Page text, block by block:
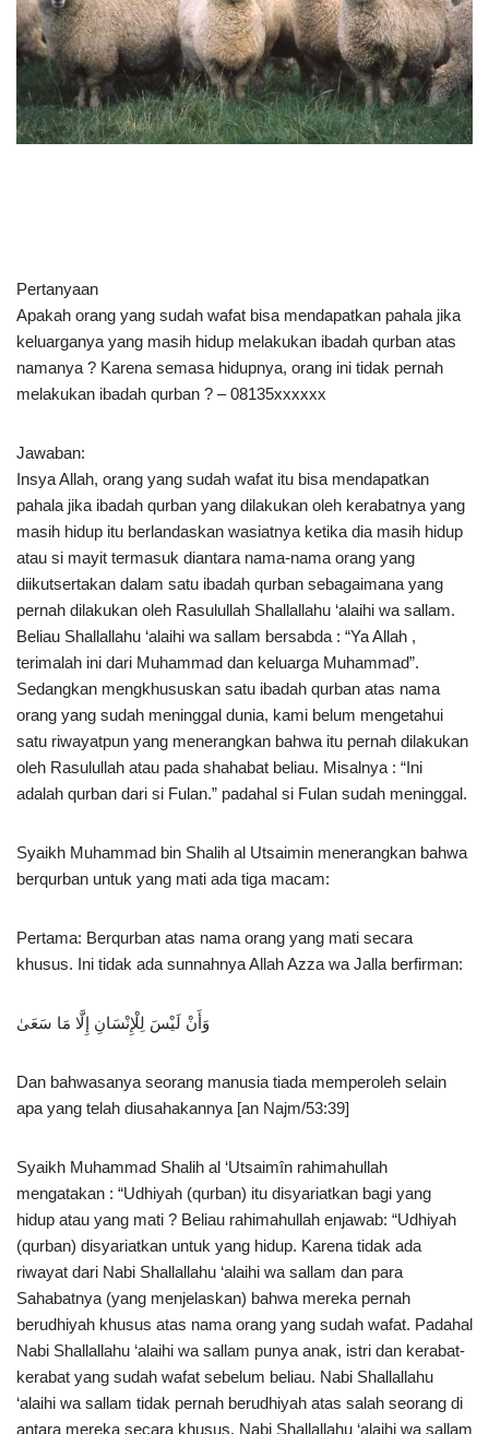
Pertanyaan
Apakah orang yang sudah wafat bisa mendapatkan pahala jika
keluarganya yang masih hidup melakukan ibadah qurban atas
namanya ? Karena semasa hidupnya, orang ini tidak pernah
melakukan ibadah qurban ? – 08135xxxxxx
Jawaban:
Insya Allah, orang yang sudah wafat itu bisa mendapatkan
pahala jika ibadah qurban yang dilakukan oleh kerabatnya yang
masih hidup itu berlandaskan wasiatnya ketika dia masih hidup
atau si mayit termasuk diantara nama-nama orang yang
diikutsertakan dalam satu ibadah qurban sebagaimana yang
pernah dilakukan oleh Rasulullah Shallallahu ‘alaihi wa sallam.
Beliau Shallallahu ‘alaihi wa sallam bersabda : “Ya Allah ,
terimalah ini dari Muhammad dan keluarga Muhammad”.
Sedangkan mengkhususkan satu ibadah qurban atas nama
orang yang sudah meninggal dunia, kami belum mengetahui
satu riwayatpun yang menerangkan bahwa itu pernah dilakukan
oleh Rasulullah atau pada shahabat beliau. Misalnya : “Ini
adalah qurban dari si Fulan.” padahal si Fulan sudah meninggal.
Syaikh Muhammad bin Shalih al Utsaimin menerangkan bahwa
berqurban untuk yang mati ada tiga macam:
Pertama: Berqurban atas nama orang yang mati secara
khusus. Ini tidak ada sunnahnya Allah Azza wa Jalla berfirman:
وَأَنْ لَيْسَ لِلْإِنْسَانِ إِلَّا مَا سَعَىٰ
Dan bahwasanya seorang manusia tiada memperoleh selain
apa yang telah diusahakannya [an Najm/53:39]
Syaikh Muhammad Shalih al ‘Utsaimîn rahimahullah
mengatakan : “Udhiyah (qurban) itu disyariatkan bagi yang
hidup atau yang mati ? Beliau rahimahullah enjawab: “Udhiyah
(qurban) disyariatkan untuk yang hidup. Karena tidak ada
riwayat dari Nabi Shallallahu ‘alaihi wa sallam dan para
Sahabatnya (yang menjelaskan) bahwa mereka pernah
berudhiyah khusus atas nama orang yang sudah wafat. Padahal
Nabi Shallallahu ‘alaihi wa sallam punya anak, istri dan kerabat-
kerabat yang sudah wafat sebelum beliau. Nabi Shallallahu
‘alaihi wa sallam tidak pernah berudhiyah atas salah seorang di
antara mereka secara khusus. Nabi Shallallahu ‘alaihi wa sallam